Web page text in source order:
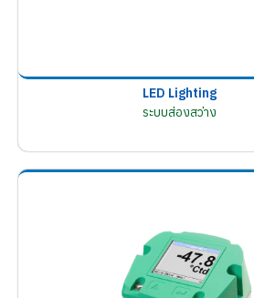
LED Lighting
ระบบส่องสว่าง